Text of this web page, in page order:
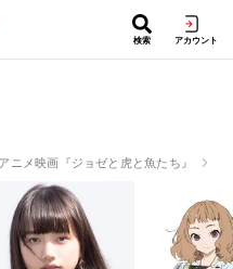
検索 アカウント
アニメ映画『ジョゼと虎と魚たち』